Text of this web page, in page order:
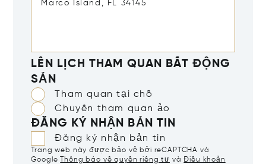
LÊN LỊCH THAM QUAN BẤT ĐỘNG
SẢN
Tham quan tại chỗ
Chuyến tham quan ảo
ĐĂNG KÝ NHẬN BẢN TIN
Đăng ký nhận bản tin
Trang web này được bảo vệ bởi reCAPTCHA và
Google
Thông báo về quyền riêng tư vàĐiều khoản